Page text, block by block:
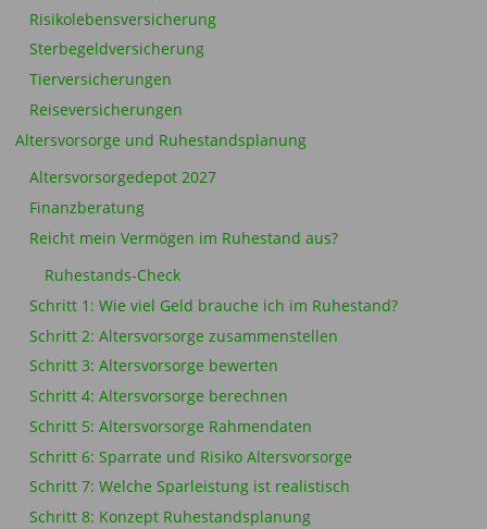
Risikolebensversicherung
Sterbegeldversicherung
Tierversicherungen
Reiseversicherungen
Altersvorsorge und Ruhestandsplanung
Altersvorsorgedepot 2027
Finanzberatung
Reicht mein Vermögen im Ruhestand aus?
Ruhestands-Check
Schritt 1: Wie viel Geld brauche ich im Ruhestand?
Schritt 2: Altersvorsorge zusammenstellen
Schritt 3: Altersvorsorge bewerten
Schritt 4: Altersvorsorge berechnen
Schritt 5: Altersvorsorge Rahmendaten
Schritt 6: Sparrate und Risiko Altersvorsorge
Schritt 7: Welche Sparleistung ist realistisch
Schritt 8: Konzept Ruhestandsplanung